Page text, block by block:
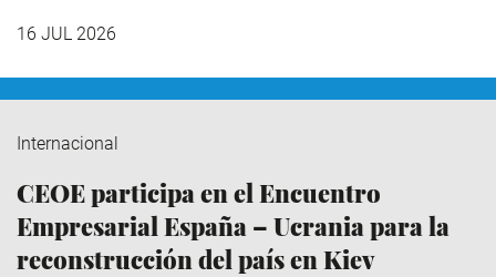
16 JUL 2026
Internacional
CEOE participa en el Encuentro
Empresarial España – Ucrania para la
reconstrucción del país en Kiev